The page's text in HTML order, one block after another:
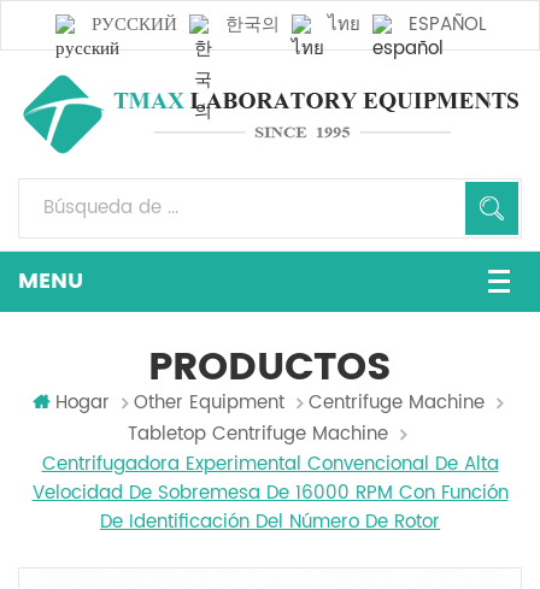
РУССКИЙ 한국의 ไทย ESPAÑOL
PRODUCTOS
Hogar Other Equipment
Centrifuge Machine
Tabletop Centrifuge Machine
Centrifugadora Experimental Convencional De Alta
Velocidad De Sobremesa De 16000 RPM Con Función
De Identificación Del Número De Rotor